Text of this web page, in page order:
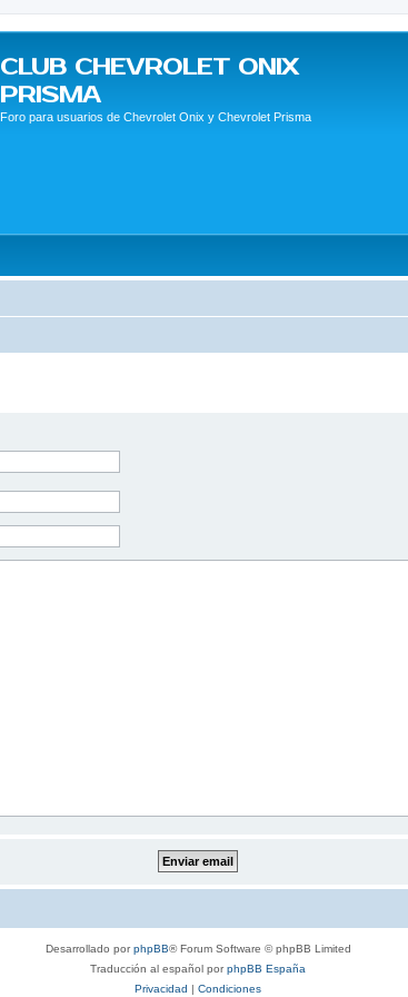
CLUB CHEVROLET ONIX
PRISMA
Foro para usuarios de Chevrolet Onix y Chevrolet Prisma
Desarrollado porphpBB® Forum Software © phpBB Limited
Traducción al español porphpBB España
Privacidad | Condiciones